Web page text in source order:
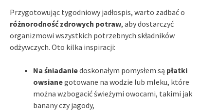
Przygotowując tygodniowy jadłospis, warto zadbać o
różnorodność zdrowych potraw, aby dostarczyć
organizmowi wszystkich potrzebnych składników
odżywczych. Oto kilka inspiracji:
Na śniadaniedoskonałym pomysłem są płatki
owsianegotowane na wodzie lub mleku, które
można wzbogacić świeżymi owocami, takimi jak
banany czy jagody,